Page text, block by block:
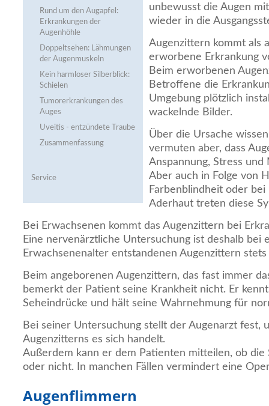
Rund um den Augapfel:
Erkrankungen der
Augenhöhle
Doppeltsehen: Lähmungen
der Augenmuskeln
Kein harmloser Silberblick:
Schielen
Tumorerkrankungen des
Auges
Uveitis - entzündete Traube
Zusammenfassung
Service
unbewusst die Augen
wieder in die
Augenzittern kommt als
erworbene Erkrankung
Beim erworbenen
Betroffene die
Umgebung plötzlich
wackelnde Bilder.
Über die Ursache
vermuten aber, dass
Anspannung, Stress und
Aber auch in Folge von
Farbenblindheit oder
Aderhaut treten diese
Bei Erwachsenen kommt das Augenzittern bei
Eine nervenärztliche Untersuchung ist deshalb bei
Erwachsenenalter entstandenen Augenzittern
Beim angeborenen Augenzittern, das fast immer
bemerkt der Patient seine Krankheit nicht. Er
Seheindrücke und hält seine Wahrnehmung für
Bei seiner Untersuchung stellt der Augenarzt fest,
Augenzitterns es sich handelt.
Außerdem kann er dem Patienten mitteilen, ob die
oder nicht. In manchen Fällen vermindert eine
Augenflimmern